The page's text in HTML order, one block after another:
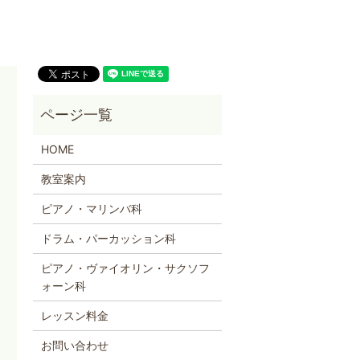
HOME
教室案内
ピアノ・マリンバ科
ドラム・パーカッション科
ピアノ・ヴァイオリン・サクソフ
ォーン科
レッスン料金
お問い合わせ